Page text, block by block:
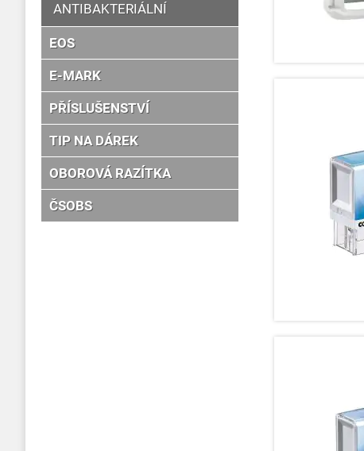
ANTIBAKTERIÁLNÍ
EOS
E-MARK
PŘÍSLUŠENSTVÍ
TIP NA DÁREK
OBOROVÁ RAZÍTKA
ČSOBS